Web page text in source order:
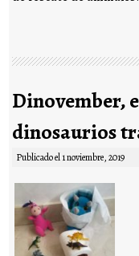
Dinovember,
dinosaurios
Publicado el1 noviembre, 2019